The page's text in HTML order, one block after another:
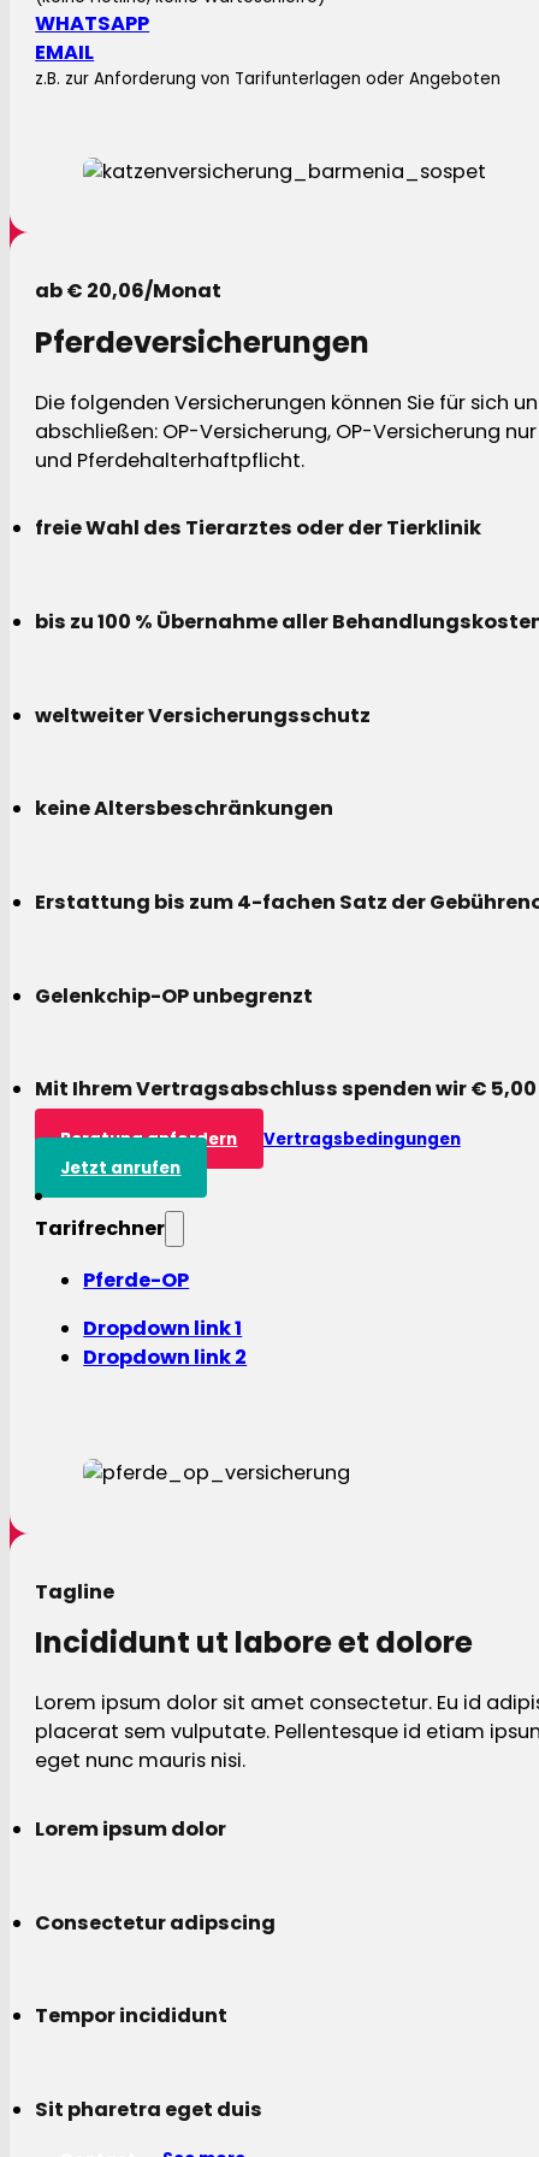
WHATSAPP
EMAIL
z.B. zur Anforderung von Tarifunterlagen oder Angeboten
ab € 20,06/Monat
Pferdeversicherungen
Die folgenden Versicherungen können Sie für sich
abschließen: OP-Versicherung, OP-Versicherung
und Pferdehalterhaftpflicht.
freie Wahl des Tierarztes oder der Tierklinik
bis zu 100 % Übernahme aller
weltweiter Versicherungsschutz
keine Altersbeschränkungen
Erstattung bis zum 4-fachen Satz der
Gelenkchip-OP unbegrenzt
Mit Ihrem Vertragsabschluss spenden wir €
Beratung anfordern
Vertragsbedingungen
Jetzt anrufen
Tarifrechner
Pferde-OP
Dropdown link 1
Dropdown link 2
Tagline
Incididunt ut labore et dolore
Lorem ipsum dolor sit amet consectetur. Eu id
placerat sem vulputate. Pellentesque id etiam
eget nunc mauris nisi.
Lorem ipsum dolor
Consectetur adipscing
Tempor incididunt
Sit pharetra eget duis